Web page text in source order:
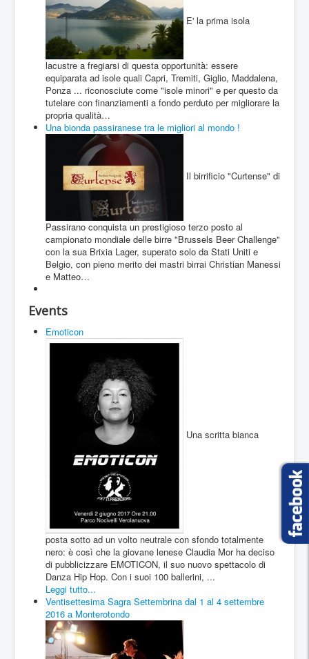
E' la prima isola
lacustre a fregiarsi di questa opportunità: essere
equiparata ad isole quali Capri, Tremiti, Giglio, Maddalena,
Ponza ... riconosciute come "isole minori" e per questo da
tutelare con finanziamenti a fondo perduto per migliorare la
propria qualità…
Una bionda passiranese tra le migliori al mondo !
Il birrificio "Curtense" di
Passirano conquista un prestigioso terzo posto al
campionato mondiale delle birre "Brussels Beer Challenge"
con la sua Brixia Lager, superato solo da Stati Uniti e
Belgio, con pieno merito dei mastri birrai Christian Manessi
e Matteo…
Events
Emoticon
Una scritta bianca
posta sotto ad un volto neutrale con sfondo totalmente
nero: è così che la giovane lenese Claudia Mor ha deciso
di pubblicizzare EMOTICON, il suo nuovo spettacolo di
Danza Hip Hop. Con i suoi 100 ballerini, ...
Leggi tutto...
Ventisettesima Sagra Settembrina dal 1 al 4 settembre
2016 a Monterotondo